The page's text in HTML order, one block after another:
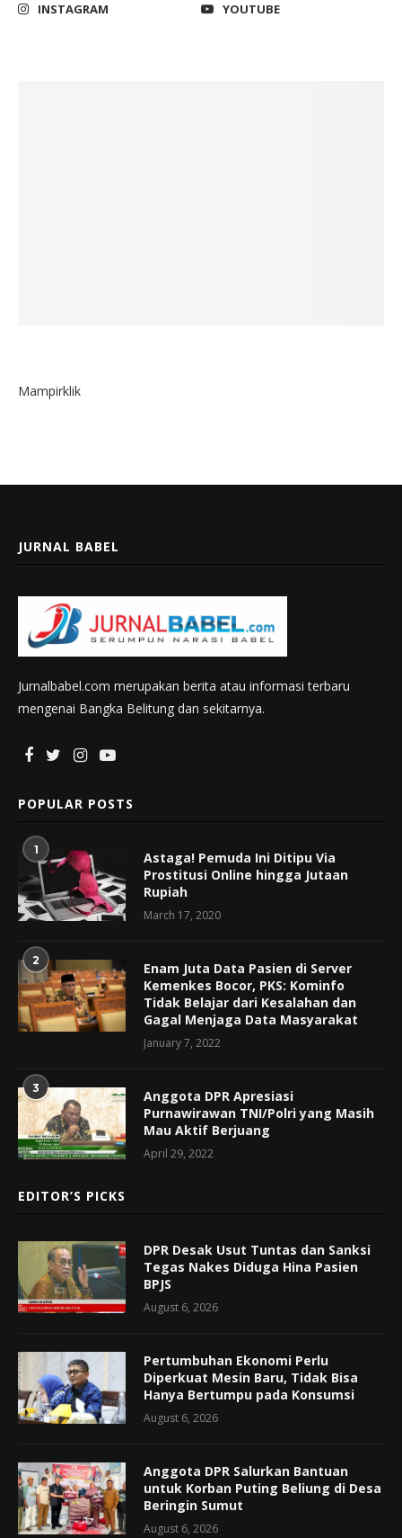
INSTAGRAM
YOUTUBE
Mampirklik
JURNAL BABEL
Jurnalbabel.com merupakan berita atau informasi terbaru
mengenai Bangka Belitung dan sekitarnya.
POPULAR POSTS
1
Astaga! Pemuda Ini Ditipu Via
Prostitusi Online hingga Jutaan
Rupiah
March 17, 2020
2
Enam Juta Data Pasien di Server
Kemenkes Bocor, PKS: Kominfo
Tidak Belajar dari Kesalahan dan
Gagal Menjaga Data Masyarakat
January 7, 2022
3
Anggota DPR Apresiasi
Purnawirawan TNI/Polri yang Masih
Mau Aktif Berjuang
April 29, 2022
EDITOR’S PICKS
DPR Desak Usut Tuntas dan Sanksi
Tegas Nakes Diduga Hina Pasien
BPJS
August 6, 2026
Pertumbuhan Ekonomi Perlu
Diperkuat Mesin Baru, Tidak Bisa
Hanya Bertumpu pada Konsumsi
August 6, 2026
Anggota DPR Salurkan Bantuan
untuk Korban Puting Beliung di Desa
Beringin Sumut
August 6, 2026